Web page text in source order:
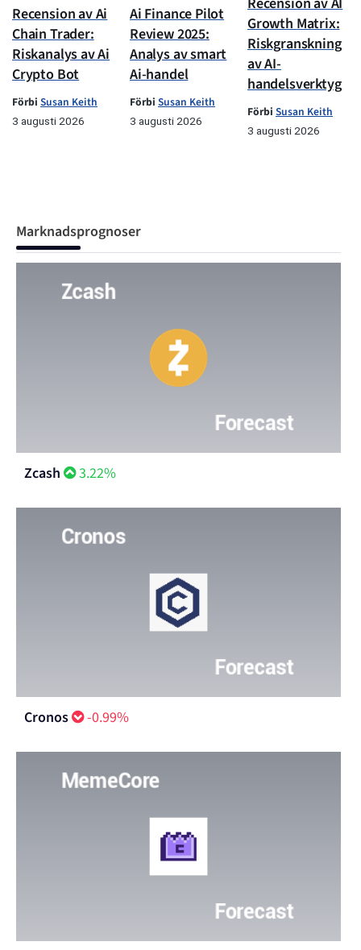
Recension av Ai
Chain Trader:
Riskanalys av Ai
Crypto Bot
Förbi Susan Keith
3 augusti 2026
Ai Finance Pilot
Review 2025:
Analys av smart
Ai-handel
Förbi Susan Keith
3 augusti 2026
Growth Matrix:
Riskgranskning
av AI-
handelsverktyg
Förbi Susan Keith
3 augusti 2026
Marknadsprognoser
Zcash 3.22%
Cronos -0.99%